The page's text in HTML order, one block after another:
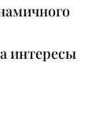
интересы